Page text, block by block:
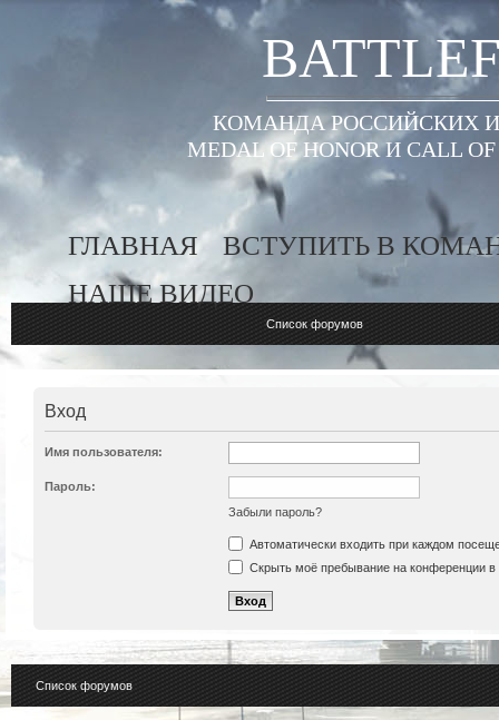
КОМАНДА РОССИЙСКИХ
MEDAL OF HONOR И
ГЛАВНАЯ
ВСТУПИТЬ В
НАШЕ ВИДЕО
Список форумов
Вход
Имя пользователя:
Пароль:
Забыли пароль?
Автоматически входить при каждом
Скрыть моё пребывание на конференции в
Список форумов